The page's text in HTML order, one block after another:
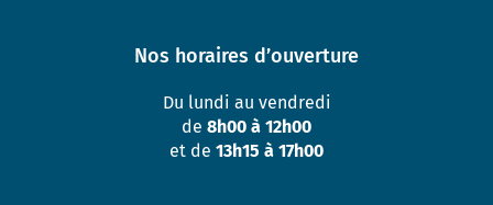
Nos horaires d’ouverture
Du lundi au vendredi
de 8h00 à 12h00
et de 13h15 à 17h00